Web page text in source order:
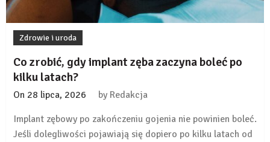
Zdrowie i uroda
Co zrobić, gdy implant zęba zaczyna boleć po
kilku latach?
On 28 lipca, 2026 by Redakcja
Implant zębowy po zakończeniu gojenia nie powinien boleć.
Jeśli dolegliwości pojawiają się dopiero po kilku latach od